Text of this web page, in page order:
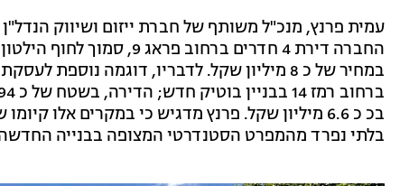
בכ כ 6.6 מיליון שקל. פרנץ מדגיש כי במקרים
בלתי נפרד מהמפרט הסטנדרטי המצופה בבנייה